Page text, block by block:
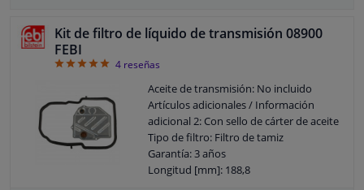
Kit de filtro de líquido de transmisión 08900
FEBI
54 reseñas
Aceite de transmisión: No incluido
Artículos adicionales / Información
adicional 2: Con sello de cárter de aceite
Tipo de filtro: Filtro de tamiz
Garantía: 3 años
Longitud [mm]: 188,8